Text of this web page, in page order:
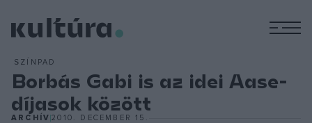
SZÍNPAD
Borbás Gabi is az idei Aase-
díjasok között
ARCHÍV2010. DECEMBER 15.